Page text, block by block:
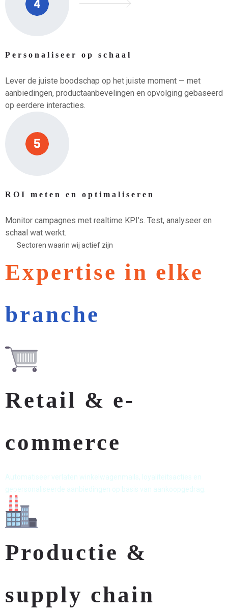
Personaliseer op schaal
Lever de juiste boodschap op het juiste moment — met
aanbiedingen, productaanbevelingen en opvolging gebaseerd
op eerdere interacties.
ROI meten en optimaliseren
Monitor campagnes met realtime KPI’s. Test, analyseer en
schaal wat werkt.
Sectoren waarin wij actief zijn
Expertise in elke
branche
Retail & e-
commerce
Automatiseer verlaten winkelwagenmails, loyaliteitsacties en
gepersonaliseerde aanbiedingen op basis van aankoopgedrag.
Productie &
supply chain